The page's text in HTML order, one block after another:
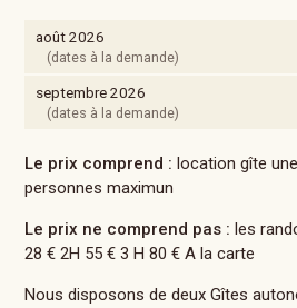
août 2026
(dates à la demande)
septembre 2026
(dates à la demande)
Le prix comprend : location gîte
personnes maximun
Le prix ne comprend pas : les
28 € 2H 55 € 3 H 80 € A la carte
Nous disposons de deux Gîtes